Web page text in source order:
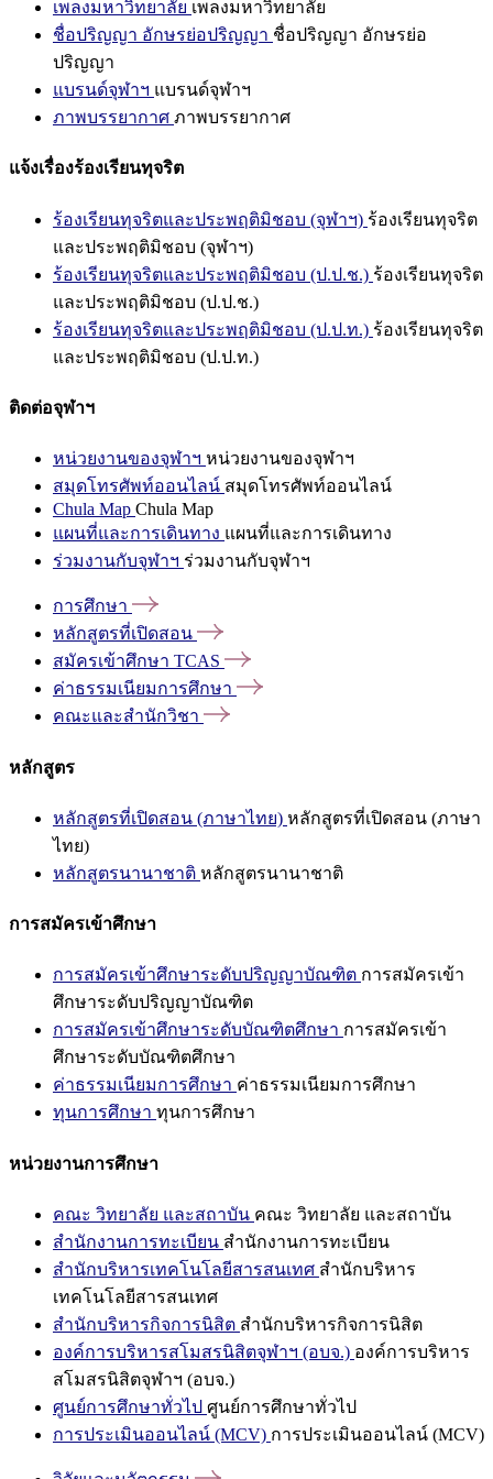
เพลงมหาวิทยาลัย เพลงมหาวิทยาลัย
ชื่อปริญญา อักษรย่อปริญญา ชื่อปริญญา อักษรย่อ
ปริญญา
แบรนด์จุฬาฯ แบรนด์จุฬาฯ
ภาพบรรยากาศ ภาพบรรยากาศ
แจ้งเรื่องร้องเรียนทุจริต
ร้องเรียนทุจริตและประพฤติมิชอบ (จุฬาฯ) ร้องเรียนทุจริต
และประพฤติมิชอบ (จุฬาฯ)
ร้องเรียนทุจริตและประพฤติมิชอบ (ป.ป.ช.) ร้องเรียนทุจริต
และประพฤติมิชอบ (ป.ป.ช.)
ร้องเรียนทุจริตและประพฤติมิชอบ (ป.ป.ท.) ร้องเรียนทุจริต
และประพฤติมิชอบ (ป.ป.ท.)
ติดต่อจุฬาฯ
หน่วยงานของจุฬาฯ หน่วยงานของจุฬาฯ
สมุดโทรศัพท์ออนไลน์ สมุดโทรศัพท์ออนไลน์
Chula Map Chula Map
แผนที่และการเดินทาง แผนที่และการเดินทาง
ร่วมงานกับจุฬาฯ ร่วมงานกับจุฬาฯ
การศึกษา
หลักสูตรที่เปิดสอน
สมัครเข้าศึกษา TCAS
ค่าธรรมเนียมการศึกษา
คณะและสำนักวิชา
หลักสูตร
หลักสูตรที่เปิดสอน (ภาษาไทย) หลักสูตรที่เปิดสอน (ภาษา
ไทย)
หลักสูตรนานาชาติ หลักสูตรนานาชาติ
การสมัครเข้าศึกษา
การสมัครเข้าศึกษาระดับปริญญาบัณฑิต การสมัครเข้า
ศึกษาระดับปริญญาบัณฑิต
การสมัครเข้าศึกษาระดับบัณฑิตศึกษา การสมัครเข้า
ศึกษาระดับบัณฑิตศึกษา
ค่าธรรมเนียมการศึกษา ค่าธรรมเนียมการศึกษา
ทุนการศึกษา ทุนการศึกษา
หน่วยงานการศึกษา
คณะ วิทยาลัย และสถาบัน คณะ วิทยาลัย และสถาบัน
สำนักงานการทะเบียน สำนักงานการทะเบียน
สำนักบริหารเทคโนโลยีสารสนเทศ สำนักบริหาร
เทคโนโลยีสารสนเทศ
สำนักบริหารกิจการนิสิต สำนักบริหารกิจการนิสิต
องค์การบริหารสโมสรนิสิตจุฬาฯ (อบจ.) องค์การบริหาร
สโมสรนิสิตจุฬาฯ (อบจ.)
ศูนย์การศึกษาทั่วไป ศูนย์การศึกษาทั่วไป
การประเมินออนไลน์ (MCV) การประเมินออนไลน์ (MCV)